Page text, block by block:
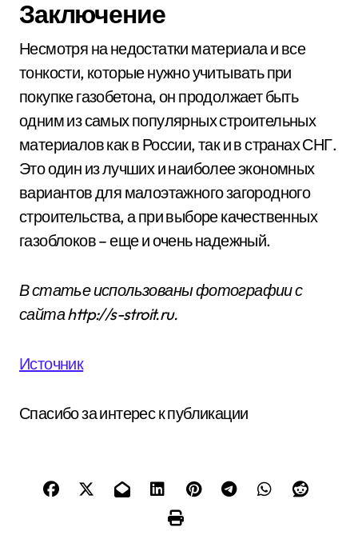
Заключение
Несмотря на недостатки материала и все
тонкости, которые нужно учитывать при
покупке газобетона, он продолжает быть
одним из самых популярных строительных
материалов как в России, так и в странах СНГ.
Это один из лучших и наиболее экономных
вариантов для малоэтажного загородного
строительства, а при выборе качественных
газоблоков – еще и очень надежный.
В статье использованы фотографии с
сайтаhttp://s-stroit.ru.
Источник
Спасибо за интерес к публикации